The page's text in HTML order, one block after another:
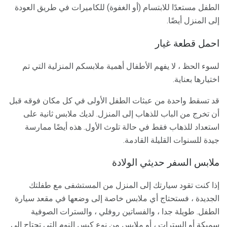
الطفل مستعدًا للابتسام (أو الغفوة) للكاميرات في طريق العودة
إلى المنزل أيضًا.
احمل قطعة غيار
لسوء الحظ ، لا يفهم الأطفال أهمية ملابسكم المنزلية التي تم
اختيارها بعناية.
قد تسقط واحدة من عبثات الطفل الأولى في كل مكان فوقه قبل
أن تخرج من الباب للذهاب إلى المنزل. لديك ملابس ثانية على
استعداد للذهاب فقط في حالة تلوث الأول. هذه أيضًا ممارسة
جيدة للسنوات القليلة القادمة.
ملابس السفر حديثي الولادة
إذا كنت تقود سيارتك إلى المنزل من المستشفى مع طفلتك
الجديدة ، فستحتاج أي ملابس خاصة إلى وضعها في مقعد سيارة
الطفل. طويلة جدا ، والفساتين روفلي ، والسترات الصوفية
سميكة أو السترات ، أو ملابس من نوع كيس النوم التي تحتاج إلى